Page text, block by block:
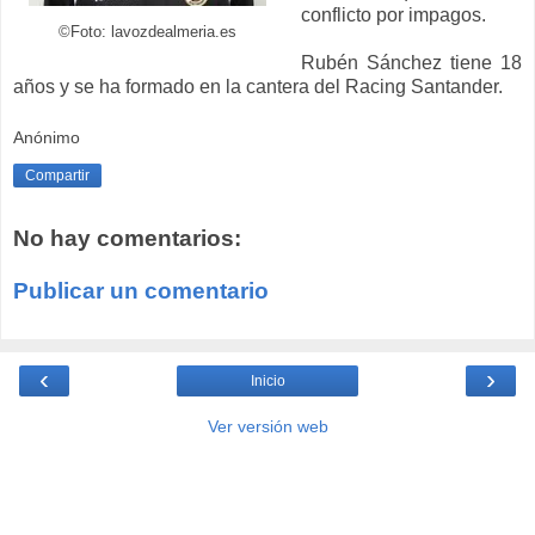
©Foto: lavozdealmeria.es
conflicto por impagos.
Rubén Sánchez tiene 18
años y se ha formado en la cantera del Racing Santander.
Anónimo
Compartir
No hay comentarios:
Publicar un comentario
‹ ›
Inicio
Ver versión web